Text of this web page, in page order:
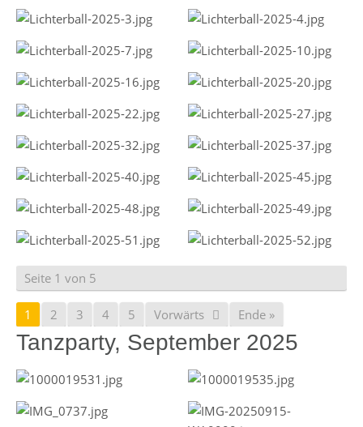
Seite 1 von 5
1 2 3 4 5 Vorwärts Ende »
Tanzparty, September 2025